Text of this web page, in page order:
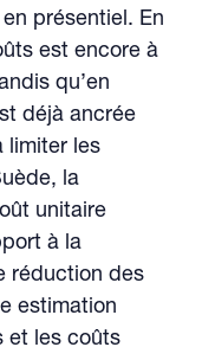
présentiel. En
est encore à
qu’en
déjà ancrée
limiter les
la
unitaire
à la
réduction des
estimation
et les coûts